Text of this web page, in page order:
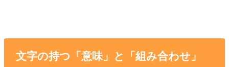
文字の持つ「意味」と「組み合わせ」